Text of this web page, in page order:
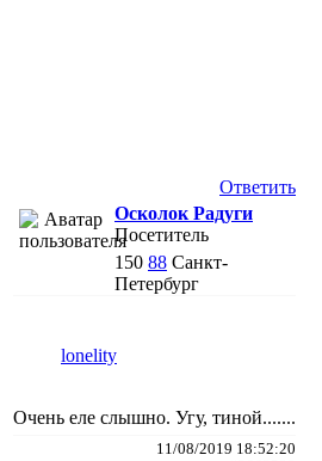
Ответить
Осколок Радуги
Посетитель
150 88 Санкт-
Петербург
lonelity
Очень еле слышно. Угу, тиной.......
11/08/2019 18:52:20